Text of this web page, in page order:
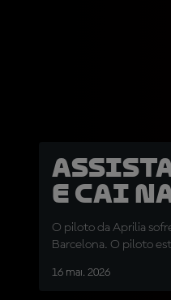
e cai
O piloto da Aprilia
Barcelona. O piloto
16 mai. 2026